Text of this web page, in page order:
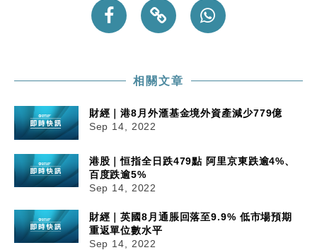
相關文章
財經｜港8月外滙基金境外資產減少779億
Sep 14, 2022
港股｜恒指全日跌479點 阿里京東跌逾4%、
百度跌逾5%
Sep 14, 2022
財經｜英國8月通脹回落至9.9% 低市場預期
重返單位數水平
Sep 14, 2022